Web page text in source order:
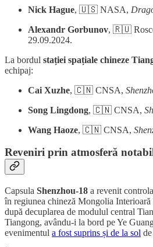
Nick Hague, 🇺🇸 NASA,
Alexandr Gorbunov, 🇷🇺
29.09.2024.
La bordul stației spațiale chineze
echipaj:
Cai Xuzhe, 🇨🇳 CNSA,
Song Lingdong, 🇨🇳 CNSA,
Wang Haoze, 🇨🇳 CNSA,
Reveniri prin atmosferă
Capsula Shenzhou-18 a revenit
în regiunea chineză Mongolia
după decuplarea de modulul central
Tiangong, avându-i la bord pe Ye
evenimentul a fost suprins și de la sol